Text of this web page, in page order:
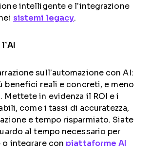
intelligente e l’integrazione
sistemi legacy.
sull’automazione con AI:
benefici reali e concreti, e meno
Mettete in evidenza il ROI e i
come i tassi di accuratezza,
e tempo risparmiato. Siate
al tempo necessario per
o integrare con piattaforme AI